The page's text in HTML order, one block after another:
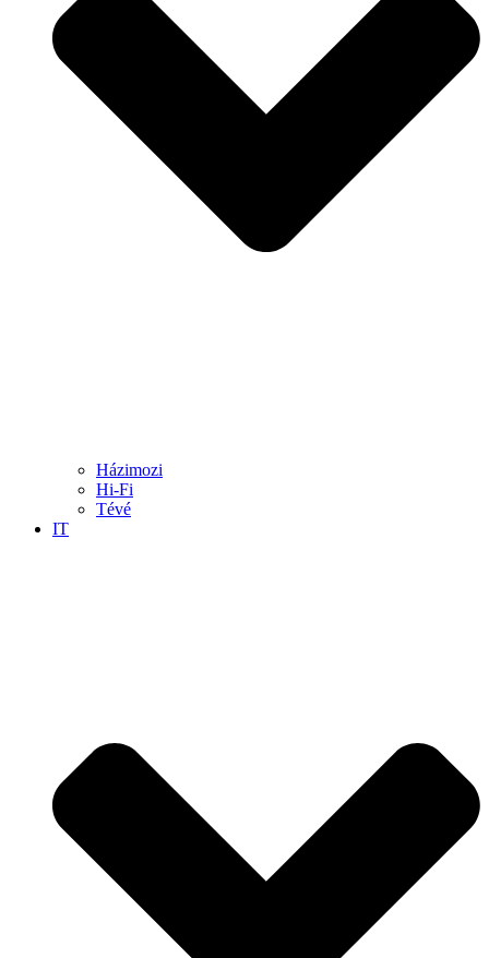
Házimozi
Hi-Fi
Tévé
IT